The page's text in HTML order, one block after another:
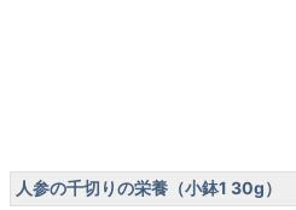
人参の千切りの栄養（小鉢1 30g）